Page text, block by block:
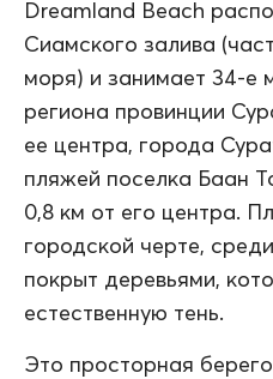
Dreamland Beach
Сиамского залива
моря) и занимает 34-е
региона провинции
ее центра, города
пляжей поселка Баан
0,8 км от его центра.
городской черте,
покрыт деревьями,
естественную тень.
Это просторная